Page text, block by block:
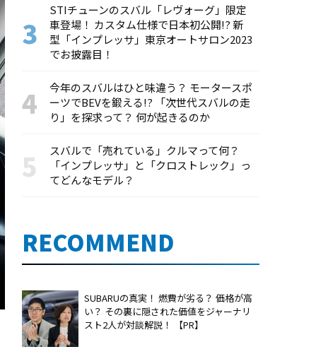
STIチューンのスバル「レヴォーグ」限定
車登場！ カスタム仕様で日本初公開!? 新
型「インプレッサ」東京オートサロン2023
でお披露目！
今年のスバルはひと味違う？ モータースポ
ーツでBEVを鍛える!? 「次世代スバルの走
り」を探求って？ 何が起きるのか
スバルで「売れている」クルマって何？
「インプレッサ」と「クロストレック」っ
てどんなモデル？
RECOMMEND
SUBARUの真実！ 燃費が劣る？ 価格が高
い？ その裏に隠された価値をジャーナリ
スト2人が対談解説！ 【PR】